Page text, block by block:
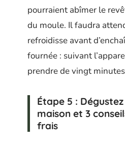
pourraient abîmer le
du moule. Il faudra
refroidisse avant
fournée : suivant
prendre de vingt
Étape 5 :
maison et 3
frais